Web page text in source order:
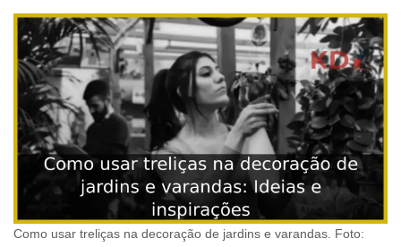
Como usar treliças na decoração de jardins e varandas. Foto: